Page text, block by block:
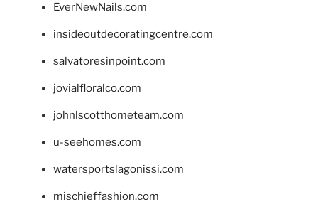
EverNewNails.com
insideoutdecoratingcentre.com
salvatoresinpoint.com
jovialfloralco.com
johnlscotthometeam.com
u-seehomes.com
watersportslagonissi.com
mischieffashion.com